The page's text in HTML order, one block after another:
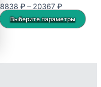
Опции
можно
выбрать
товара.
8838 ₽ – 20367 ₽Диапазон
цен:
8838 ₽
Выберите параметры